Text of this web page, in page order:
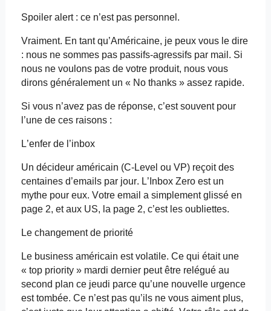
Spoiler alert: ce n’est pas personnel.
Vraiment. En tant qu’Américaine, je peux vous le dire
: nous ne sommes pas passifs-agressifs par mail. Si
nous ne voulons pas de votre produit, nous vous
dirons généralement un « No thanks» assez rapide.
Si vous n’avez pas de réponse, c’est souvent pour
l’une de ces raisons :
L’enfer de l’inbox
Un décideur américain (C-Level ou VP) reçoit des
centaines d’emailspar jour. L’Inbox Zeroest un
mythe pour eux. Votre email a simplement glissé en
page 2, et aux US, la page 2, c’estles oubliettes.
Le changement de priorité
Le business américain est volatile. Ce qui était une
« top priority» mardi dernier peut être relégué au
second plan ce jeudi parce qu’une nouvelle urgence
est tombée. Ce n’est pas qu’ils ne vous aiment plus,